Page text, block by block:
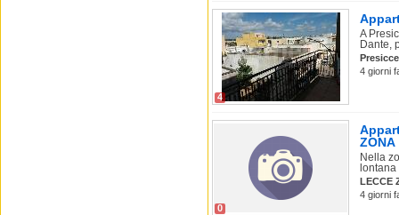
4
A
Dante,
4 giorni
0
ZONA
Nella
LECCE
4 giorni